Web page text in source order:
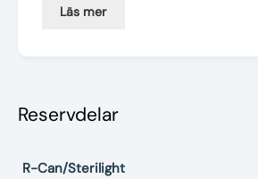
Läs mer
R-Can/Sterilight
Reservdelar